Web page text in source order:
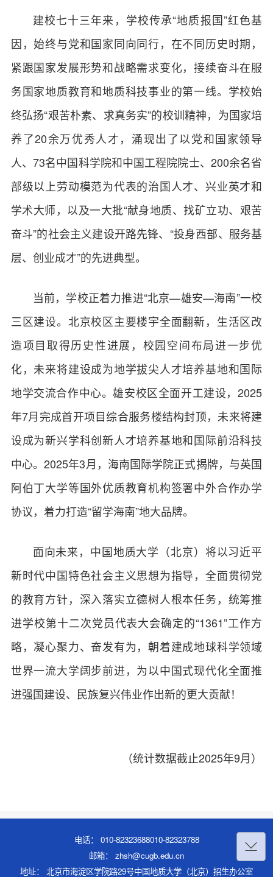
建校七十三年来，学校传承“地质报国”红色基
因，始终与党和国家同向同行，在不同历史时期，
紧跟国家发展形势和战略需求变化，接续奋斗在服
务国家地质教育和地质科技事业的第一线。学校始
终弘扬“艰苦朴素、求真务实”的校训精神，为国家培
养了20余万优秀人才，涌现出了以党和国家领导
人、73名中国科学院和中国工程院院士、200余名省
部级以上劳动模范为代表的治国人才、兴业英才和
学术大师，以及一大批“献身地质、找矿立功、艰苦
奋斗”的社会主义建设开路先锋、“投身西部、服务基
层、创业成才”的先进典型。
当前，学校正着力推进“北京—雄安—海南”一校
三区建设。北京校区主要楼宇全面翻新，生活区改
造项目取得历史性进展，校园空间布局进一步优
化，未来将建设成为地学拔尖人才培养基地和国际
地学交流合作中心。雄安校区全面开工建设，2025
年7月完成首开项目综合服务楼结构封顶，未来将建
设成为新兴学科创新人才培养基地和国际前沿科技
中心。2025年3月，海南国际学院正式揭牌，与英国
阿伯丁大学等国外优质教育机构签署中外合作办学
协议，着力打造“留学海南”地大品牌。
面向未来，中国地质大学（北京）将以习近平
新时代中国特色社会主义思想为指导，全面贯彻党
的教育方针，深入落实立德树人根本任务，统筹推
进学校第十二次党员代表大会确定的“1361”工作方
略，凝心聚力、奋发有为，朝着建成地球科学领域
世界一流大学阔步前进，为以中国式现代化全面推
进强国建设、民族复兴伟业作出新的更大贡献！
（统计数据截止2025年9月）
电话： 010-82323688010-82323788
邮箱： zhsh@cugb.edu.cn
地址： 北京市海淀区学院路29号中国地质大学（北京）招生办公室